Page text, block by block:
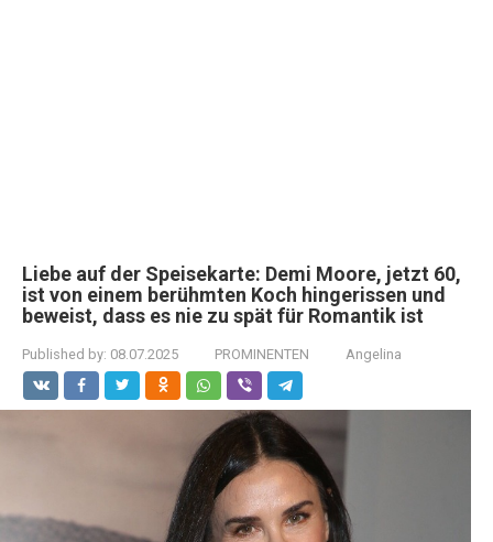
Liebe auf der Speisekarte: Demi Moore, jetzt 60,
ist von einem berühmten Koch hingerissen und
beweist, dass es nie zu spät für Romantik ist
Published by: 08.07.2025 PROMINENTEN Angelina